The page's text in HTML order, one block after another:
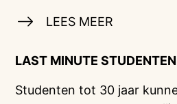
LEES MEER
LAST MINUTE
Studenten tot 30 jaar